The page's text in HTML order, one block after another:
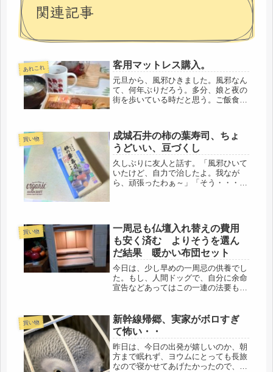
関連記事
あれこれ 客用マットレス購入。
元旦から、風邪ひきました。風邪なん
て、何年ぶりだろう。多分、娘と夜の
街を歩いている時だと思う。ご飯食べ
とうございます・・・母「風邪ひいて
ない？」なにしろ、娘のいる間、ずっ
と...
買い物
成城石井の柿の葉寿司、ちょ
うどいい、豆づくし
久しぶりに友人と話す。「風邪ひいて
いたけど、自力で治したよ。我なが
ら、頑張ったわぁ～」「そう・・・今
も、5時起床し、庭の水やり、鳥の世
話、...
買い物
一周忌も仏壇入れ替えの費用
も安く済む よりそうを選ん
だ結果 暖かい布団セット
今日は、少し早めの一周忌の供養でし
た。もし、人間ドッグで、自分に余命
宣告などあってはこの一連の法要も中
養、たましい抜き）、新しい仏壇に入
れ替える（開眼供養、たましい入れ）
もして...
買い物
新幹線帰郷、実家がボロすぎ
て怖い・・
昨日は、今日の出発が嬉しいのか、朝
方まで眠れず、ヨウムにとっても長旅
なので寝かせてあげたかったので、ス